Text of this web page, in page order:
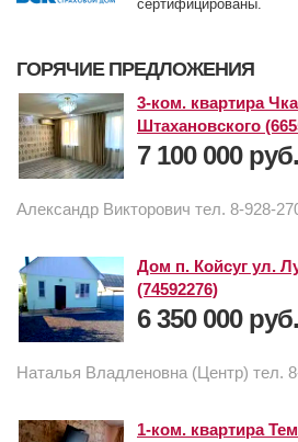
сертифицированы.
ГОРЯЧИЕ ПРЕДЛОЖЕНИЯ
3-ком. квартира
Штахановского
7 100 000 руб.
Александр Викторович тел. 8-928-
Дом п. Койсуг ул.
(74592276)
6 350 000 руб.
Наталья Владленовна (Центр) тел.
1-ком. квартира